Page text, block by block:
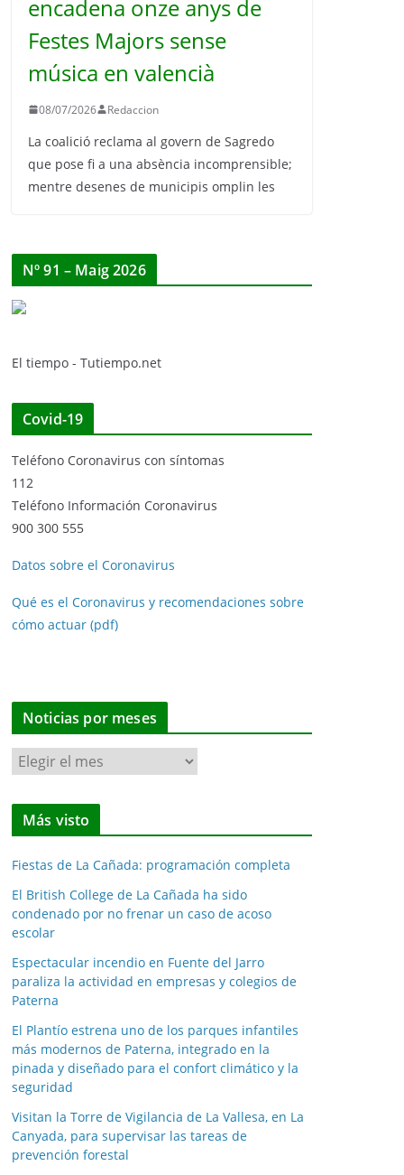
encadena onze anys de
Festes Majors sense
música en valencià
08/07/2026 Redaccion
La coalició reclama al govern de Sagredo
que pose fi a una absència incomprensible;
mentre desenes de municipis omplin les
Nº 91 – Maig 2026
El tiempo - Tutiempo.net
Covid-19
Teléfono Coronavirus con síntomas
112
Teléfono Información Coronavirus
900 300 555
Datos sobre el Coronavirus
Qué es el Coronavirus y recomendaciones sobre
cómo actuar (pdf)
Noticias por meses
N
o
t
i
a
s
p
o
r
m
e
s
e
s
Más visto
Fiestas de La Cañada: programación completa
El British College de La Cañada ha sido
condenado por no frenar un caso de acoso
escolar
Espectacular incendio en Fuente del Jarro
paraliza la actividad en empresas y colegios de
Paterna
El Plantío estrena uno de los parques infantiles
más modernos de Paterna, integrado en la
pinada y diseñado para el confort climático y la
seguridad
Visitan la Torre de Vigilancia de La Vallesa, en La
Canyada, para supervisar las tareas de
prevención forestal